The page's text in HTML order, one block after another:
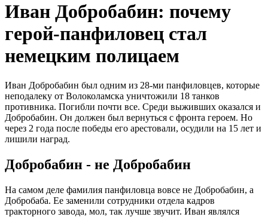
Иван Добробабин: почему
герой-панфиловец стал
немецким полицаем
Иван Добробабин был одним из 28-ми панфиловцев, которые
неподалеку от Волоколамска уничтожили 18 танков
противника. Погибли почти все. Среди выживших оказался и
Добробабин. Он должен был вернуться с фронта героем. Но
через 2 года после победы его арестовали, осудили на 15 лет и
лишили наград.
Добробабин - не Добробабин
На самом деле фамилия панфиловца вовсе не Добробабин, а
Добробаба. Ее заменили сотрудники отдела кадров
тракторного завода, мол, так лучше звучит. Иван являлся